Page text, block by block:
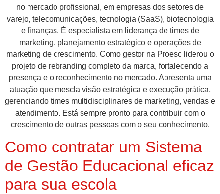
no mercado profissional, em empresas dos setores de
varejo, telecomunicações, tecnologia (SaaS), biotecnologia
e finanças. É especialista em liderança de times de
marketing, planejamento estratégico e operações de
marketing de crescimento. Como gestor na Proesc liderou o
projeto de rebranding completo da marca, fortalecendo a
presença e o reconhecimento no mercado. Apresenta uma
atuação que mescla visão estratégica e execução prática,
gerenciando times multidisciplinares de marketing, vendas e
atendimento. Está sempre pronto para contribuir com o
crescimento de outras pessoas com o seu conhecimento.
Como contratar um Sistema
de Gestão Educacional eficaz
para sua escola